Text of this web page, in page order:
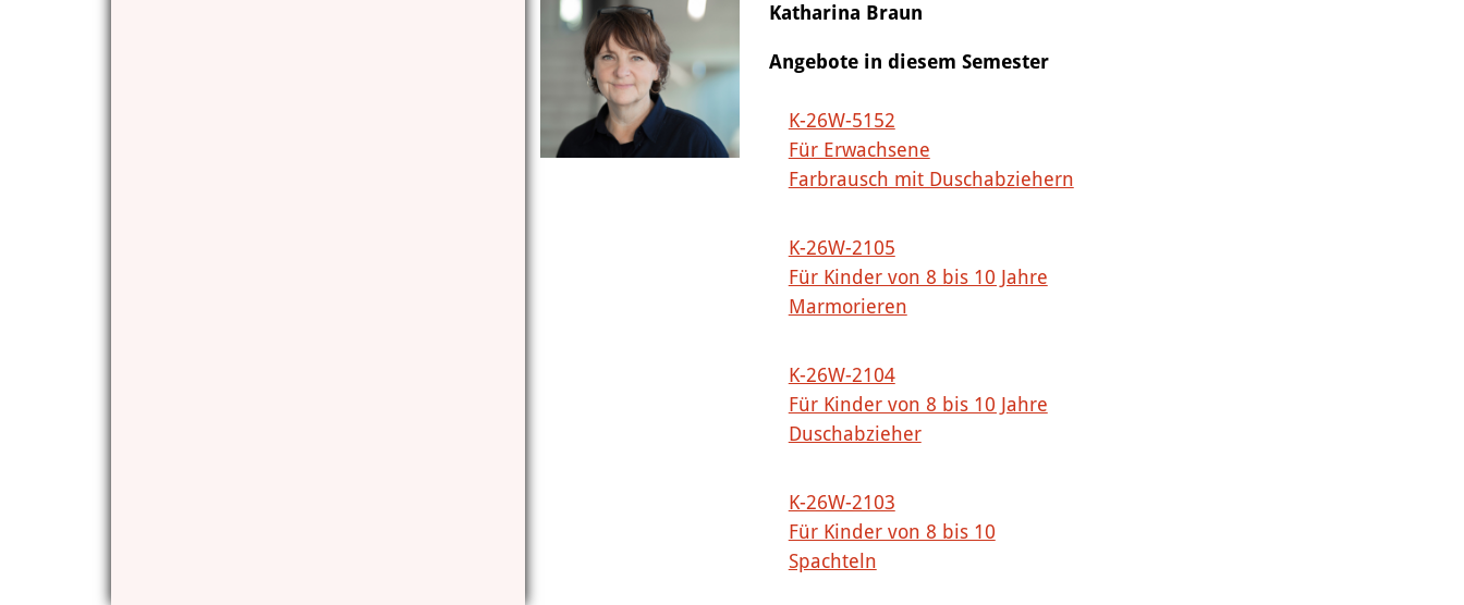
Katharina Braun
Angebote in diesem Semester
K-26W-5152
Für Erwachsene
Farbrausch mit Duschabziehern
K-26W-2105
Für Kinder von 8 bis 10 Jahre
Marmorieren
K-26W-2104
Für Kinder von 8 bis 10 Jahre
Duschabzieher
K-26W-2103
Für Kinder von 8 bis 10
Spachteln